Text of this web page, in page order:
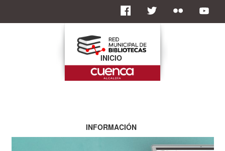
INICIO
INFORMACIÓN